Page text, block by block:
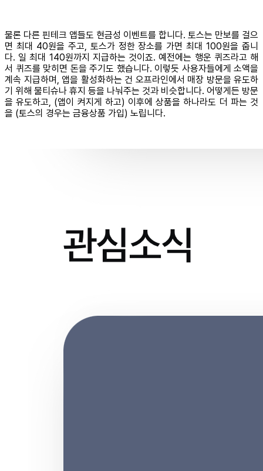
물론 다른 핀테크 앱들도 현금성 이벤트를 합니다. 토스는 만보를 걸으
면 최대 40원을 주고, 토스가 정한 장소를 가면 최대 100원을 줍니
다. 일 최대 140원까지 지급하는 것이죠. 예전에는 행운 퀴즈라고 해
서 퀴즈를 맞히면 돈을 주기도 했습니다. 이렇듯 사용자들에게 소액을
계속 지급하며, 앱을 활성화하는 건 오프라인에서 매장 방문을 유도하
기 위해 물티슈나 휴지 등을 나눠주는 것과 비슷합니다. 어떻게든 방문
을 유도하고, (앱이 켜지게 하고) 이후에 상품을 하나라도 더 파는 것
을 (토스의 경우는 금융상품 가입) 노립니다.